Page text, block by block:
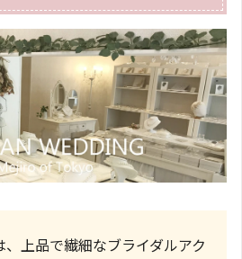
、上品で繊細なブライダルアク